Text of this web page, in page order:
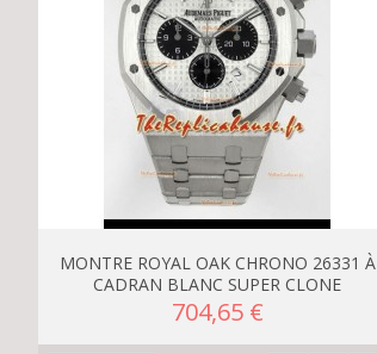
MONTRE ROYAL OAK CHRONO 26331 À
CADRAN BLANC SUPER CLONE
704,65 €